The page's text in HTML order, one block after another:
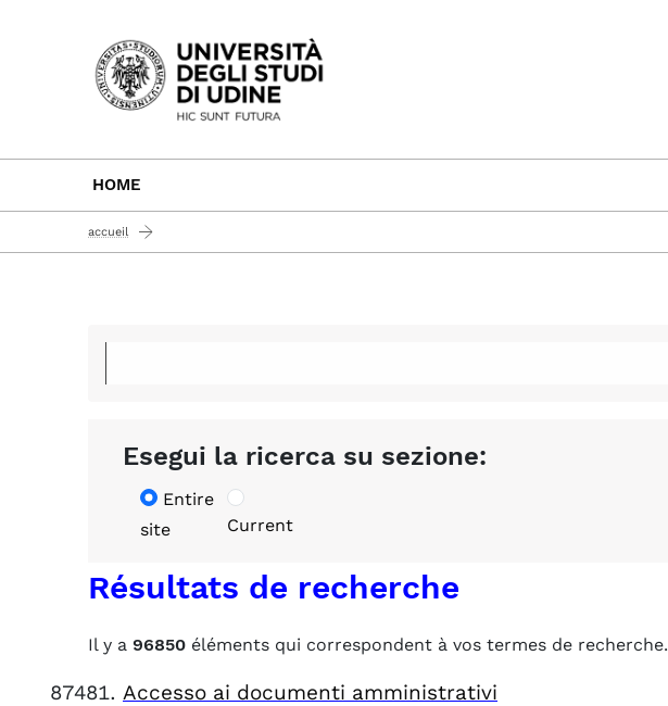
Passa al contenuto principale
HOME
accueil
Esegui la ricerca su sezione:
Entire
site
Current
Résultats de recherche
Il y a 96850 éléments qui correspondent à vos termes de recherche.
Accesso ai documenti amministrativi